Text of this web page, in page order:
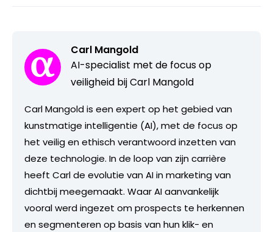
Carl Mangold
AI-specialist met de focus op
veiligheid bij Carl Mangold
Carl Mangold is een expert op het gebied van
kunstmatige intelligentie (AI), met de focus op
het veilig en ethisch verantwoord inzetten van
deze technologie. In de loop van zijn carrière
heeft Carl de evolutie van AI in marketing van
dichtbij meegemaakt. Waar AI aanvankelijk
vooral werd ingezet om prospects te herkennen
en segmenteren op basis van hun klik- en